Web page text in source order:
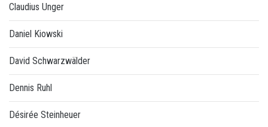
Claudius Unger
Daniel Kiowski
David Schwarzwälder
Dennis Ruhl
Désirée Steinheuer